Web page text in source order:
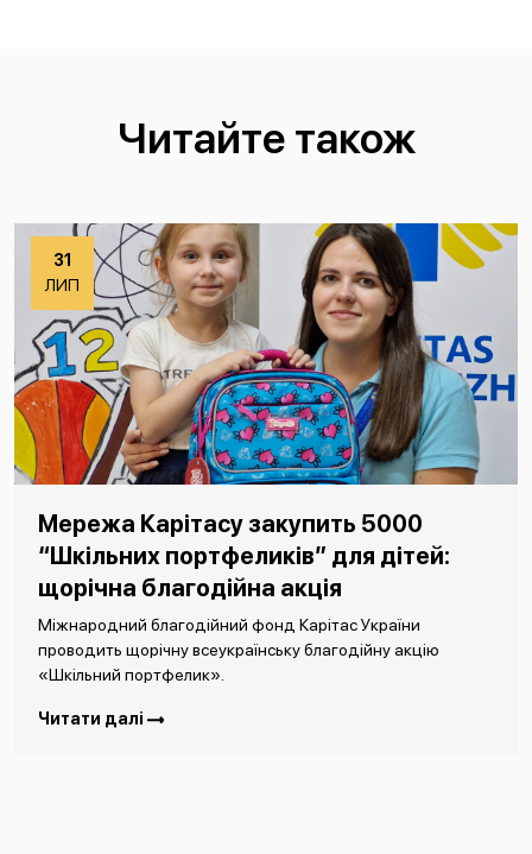
Читайте також
31
ЛИП
Мережа Карітасу закупить 5000
“Шкільних портфеликів” для дітей:
щорічна благодійна акція
Міжнародний благодійний фонд Карітас України
проводить щорічну всеукраїнську благодійну акцію
«Шкільний портфелик».
Читати далі